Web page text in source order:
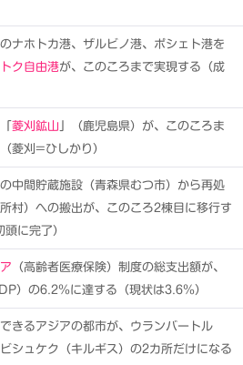
ナホトカ港、ザルビノ港、ポシェト港を
ク自由港が、このころまで実現する（成
菱刈鉱山 」（鹿児島県）が、このころま
菱刈=ひしかり）
の中間貯蔵施設（青森県むつ市）から再処
村）への搬出が、このころ2棟目に移行す
に完了）
（高齢者医療保険）制度の総支出額が、
）の6.2％に達する（現状は3.6％）
きるアジアの都市が、ウランバートル
ビシュケク（キルギス）の2カ所だけになる